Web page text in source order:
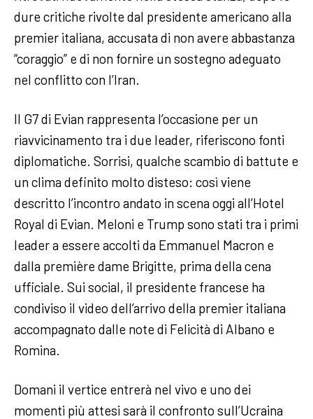
dure critiche rivolte dal presidente americano alla
premier italiana, accusata di non avere abbastanza
“coraggio” e di non fornire un sostegno adeguato
nel conflitto con l’Iran.
Il G7 di Evian rappresenta l’occasione per un
riavvicinamento tra i due leader, riferiscono fonti
diplomatiche. Sorrisi, qualche scambio di battute e
un clima definito molto disteso: così viene
descritto l’incontro andato in scena oggi all’Hotel
Royal di Evian. Meloni e Trump sono stati tra i primi
leader a essere accolti da Emmanuel Macron e
dalla première dame Brigitte, prima della cena
ufficiale. Sui social, il presidente francese ha
condiviso il video dell’arrivo della premier italiana
accompagnato dalle note di Felicità di Albano e
Romina.
Domani il vertice entrerà nel vivo e uno dei
momenti più attesi sarà il confronto sull’Ucraina